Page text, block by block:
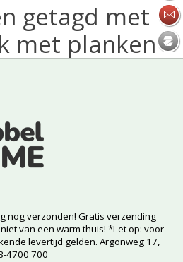
getagd met
met planken
nog verzonden! Gratis verzending
van een warm thuis! *Let op: voor
levertijd gelden. Argonweg 17,
4700 700